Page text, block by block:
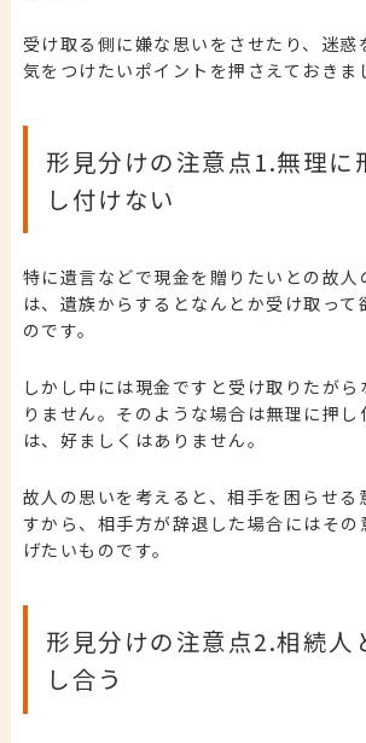
受け取る側に嫌な思いをさせたり、迷惑
気をつけたいポイントを押さえておきま
形見分けの注意点1.無理に
し付けない
特に遺言などで現金を贈りたいとの故人
は、遺族からするとなんとか受け取って
のです。
しかし中には現金ですと受け取りたがら
りません。 そのような場合は無理に押し
は、好ましくはありません。
故人の思いを考えると、相手を困らせる
すから、相手方が辞退した場合にはその
げたいものです。
形見分けの注意点2.相続人
し合う